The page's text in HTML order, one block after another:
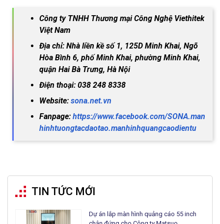
Công ty TNHH Thương mại Công Nghệ Viethitek
Việt Nam
Địa chỉ: Nhà liền kề số 1, 125D Minh Khai, Ngõ
Hòa Bình 6, phố Minh Khai, phường Minh Khai,
quận Hai Bà Trưng, Hà Nội
Điện thoại: 038 248 8338
Website: sona.net.vn
Fanpage: https://www.facebook.com/SONA.man
hinhtuongtacdaotao.manhinhquangcaodientu
TIN TỨC MỚI
Dự án lắp màn hình quảng cáo 55 inch